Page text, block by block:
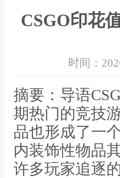
CSGO印花
时间：
摘要：导语
期热门的竞技
品也形成了一
内装饰性物品
许多玩家追逐